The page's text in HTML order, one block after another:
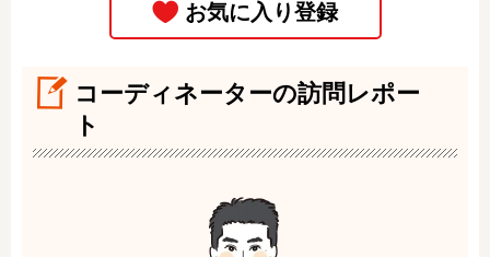
コーディネーターの訪問レポー
ト